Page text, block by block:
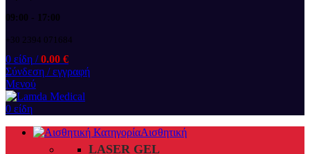
09:00 - 17:00
+30 2394 071684
0 είδη / 0.00 €
Σύνδεση / εγγραφή
Μενού
0 είδη
Αισθητική
LASER GEL